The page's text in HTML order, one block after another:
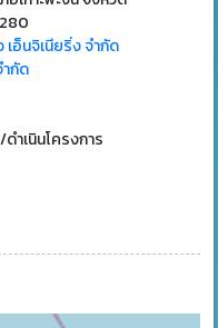
เอ็นจิเนียริ่ง จำกัด
กัด
ำเนินโครงการ